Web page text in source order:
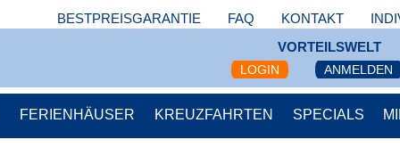
KONTAKT
FAQ
BESTPREISGARANTIE
VORTEILSWELT
LOGIN ANMELDEN
FERIENHÄUSER KREUZFAHRTEN SPECIALS